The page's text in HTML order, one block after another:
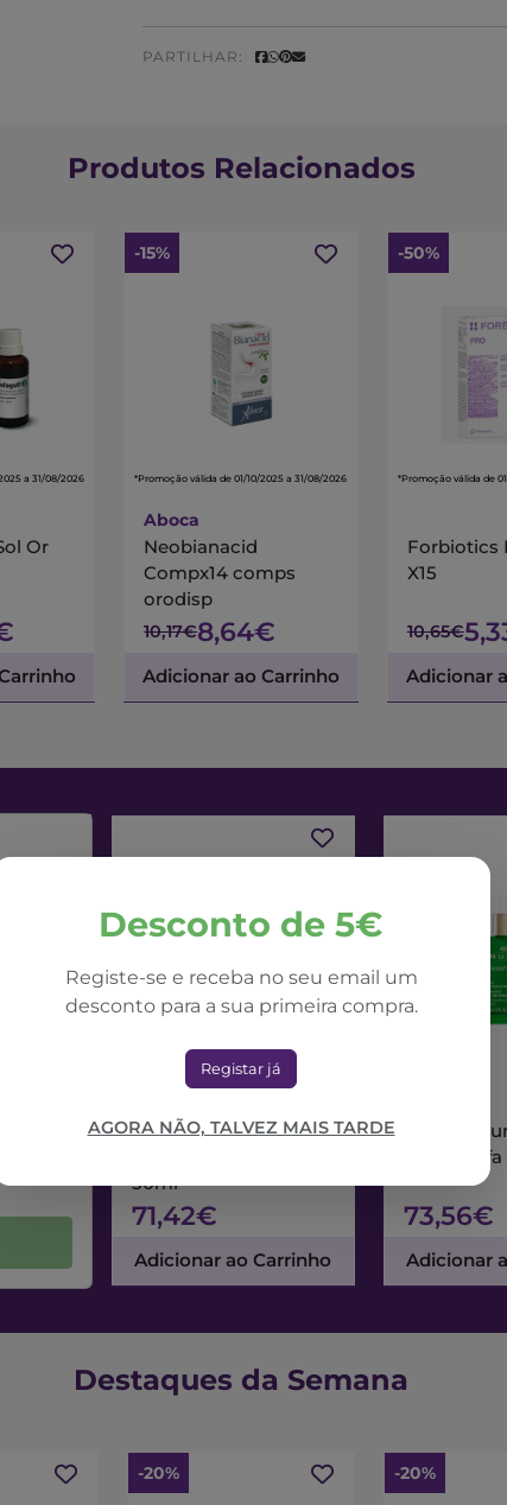
PARTILHAR:
Desconto de 5€
Registe-se e receba no seu email um
desconto para a sua primeira compra.
Registar já
AGORA NÃO, TALVEZ MAIS TARDE
Produtos Relacionados
a 31/08/2026
Or
-15%
*Promoção válida de 01/10/2025 a 31/08/2026
Aboca
Neobianacid
Compx14 comps
orodisp
10,17€8,64€
Adicionar ao Carrinho
-50%
*Promoção válida de
Forbiotics
X15
10,65€
Adicionar
Nuxe Nuxuriance Ultra
50ml
71,42€
Adicionar ao Carrinho
Nuxe
Sérum
73,56€
Adicionar
Destaques da Semana
-20% -20%